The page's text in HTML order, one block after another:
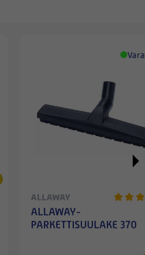
ALLAWAY
ALLAWAY-
PARKETTISUULAKE 370